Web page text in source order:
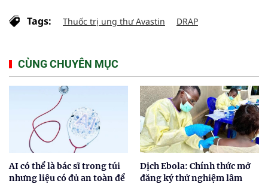
Tags: Thuốc trị ung thư Avastin DRAP
CÙNG CHUYÊN MỤC
AI có thể là bác sĩ trong túi
nhưng liệu có đủ an toàn để
Dịch Ebola: Chính thức mở
đăng ký thử nghiệm lâm